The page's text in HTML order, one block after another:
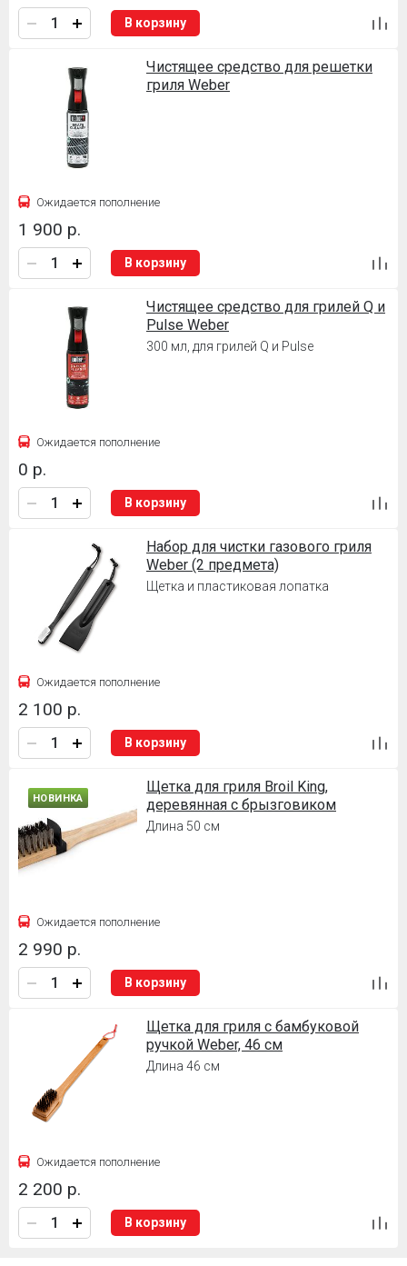
В корзину
Чистящее средство для решетки
гриля Weber
Ожидается пополнение
1 900 р.
В корзину
Чистящее средство для грилей Q и
Pulse Weber
300 мл, для грилей Q и Pulse
Ожидается пополнение
0 р.
В корзину
Набор для чистки газового гриля
Weber (2 предмета)
Щетка и пластиковая лопатка
Ожидается пополнение
2 100 р.
В корзину
НОВИНКА
Щетка для гриля Broil King,
деревянная с брызговиком
Длина 50 см
Ожидается пополнение
2 990 р.
В корзину
Щетка для гриля с бамбуковой
ручкой Weber, 46 см
Длина 46 см
Ожидается пополнение
2 200 р.
В корзину